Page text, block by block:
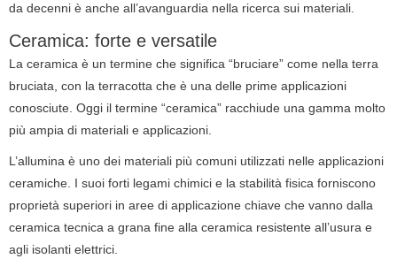
da decenni è anche all’avanguardia nella ricerca sui materiali.
Ceramica: forte e versatile
La ceramica è un termine che significa “bruciare” come nella terra
bruciata, con la terracotta che è una delle prime applicazioni
conosciute. Oggi il termine “ceramica” racchiude una gamma molto
più ampia di materiali e applicazioni.
L’allumina è uno dei materiali più comuni utilizzati nelle applicazioni
ceramiche.
I suoi forti legami chimici e la stabilità fisica forniscono
proprietà superiori in aree di applicazione chiave che vanno dalla
ceramica tecnica a grana fine alla ceramica resistente all’usura e
agli isolanti elettrici.